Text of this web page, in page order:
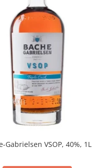
Gabrielsen VSOP, 40%, 1L